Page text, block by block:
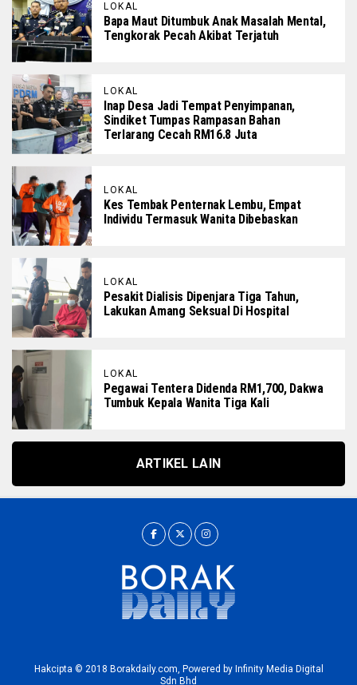
LOKAL
Bapa Maut Ditumbuk Anak Masalah Mental,
Tengkorak Pecah Akibat Terjatuh
LOKAL
Inap Desa Jadi Tempat Penyimpanan,
Sindiket Tumpas Rampasan Bahan
Terlarang Cecah RM16.8 Juta
LOKAL
Kes Tembak Penternak Lembu, Empat
Individu Termasuk Wanita Dibebaskan
LOKAL
Pesakit Dialisis Dipenjara Tiga Tahun,
Lakukan Amang Seksual Di Hospital
LOKAL
Pegawai Tentera Didenda RM1,700, Dakwa
Tumbuk Kepala Wanita Tiga Kali
ARTIKEL LAIN
Hakcipta © 2018 Borakdaily.com, Powered by Infinity Media Digital
Sdn Bhd